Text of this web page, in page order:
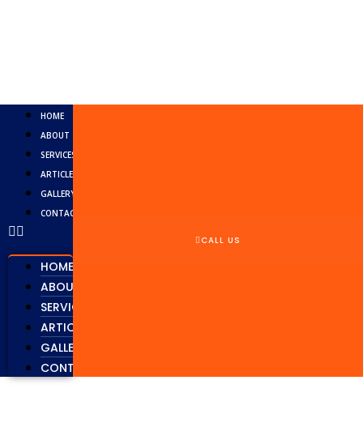
HOME
ABOUT
SERVICES
ARTICLE
GALLERY
CONTACT
HOME
ABOUT
SERVICES
ARTICLE
GALLERY
CONTACT
CALL US